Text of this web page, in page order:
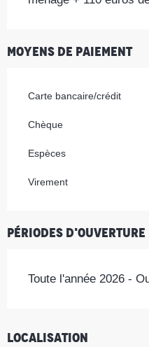
Moyens de paiement
Carte bancaire/crédit
Chèque
Espèces
Virement
Périodes d'ouverture
Toute l'année 2026 -
Localisation